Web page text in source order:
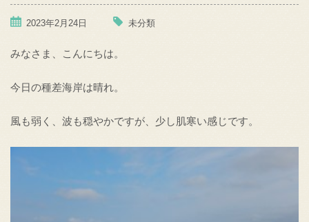
2023年2月24日 未分類
みなさま、こんにちは。
今日の種差海岸は晴れ。
風も弱く、波も穏やかですが、少し肌寒い感じです。